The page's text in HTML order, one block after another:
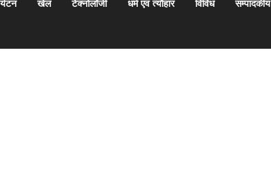
खेल टेक्नोलॉजी धर्म एवं त्यौहार विविध सम्पादकीय